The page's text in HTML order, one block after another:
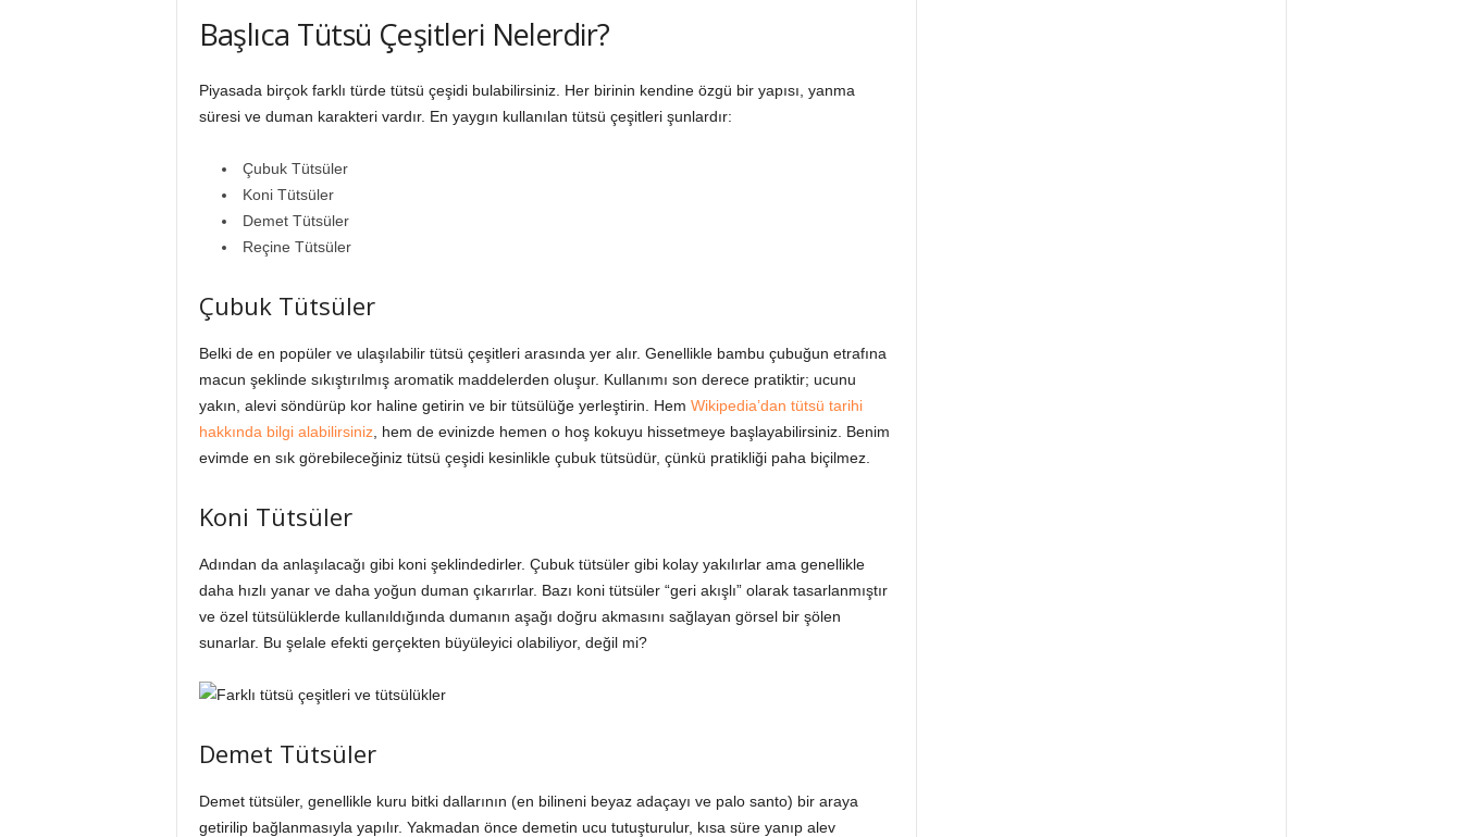
Başlıca Tütsü Çeşitleri Nelerdir?
Piyasada birçok farklı türde tütsü çeşidi bulabilirsiniz. Her birinin kendine özgü bir yapısı, yanma
süresi ve duman karakteri vardır. En yaygın kullanılan tütsü çeşitleri şunlardır:
Çubuk Tütsüler
Koni Tütsüler
Demet Tütsüler
Reçine Tütsüler
Çubuk Tütsüler
Belki de en popüler ve ulaşılabilir tütsü çeşitleri arasında yer alır. Genellikle bambu çubuğun etrafına
macun şeklinde sıkıştırılmış aromatik maddelerden oluşur. Kullanımı son derece pratiktir; ucunu
yakın, alevi söndürüp kor haline getirin ve bir tütsülüğe yerleştirin. Hem Wikipedia’dan tütsü tarihi
hakkında bilgi alabilirsiniz, hem de evinizde hemen o hoş kokuyu hissetmeye başlayabilirsiniz. Benim
evimde en sık görebileceğiniz tütsü çeşidi kesinlikle çubuk tütsüdür, çünkü pratikliği paha biçilmez.
Koni Tütsüler
Adından da anlaşılacağı gibi koni şeklindedirler. Çubuk tütsüler gibi kolay yakılırlar ama genellikle
daha hızlı yanar ve daha yoğun duman çıkarırlar. Bazı koni tütsüler “geri akışlı” olarak tasarlanmıştır
ve özel tütsülüklerde kullanıldığında dumanın aşağı doğru akmasını sağlayan görsel bir şölen
sunarlar. Bu şelale efekti gerçekten büyüleyici olabiliyor, değil mi?
Demet Tütsüler
Demet tütsüler, genellikle kuru bitki dallarının (en bilineni beyaz adaçayı ve palo santo) bir araya
getirilip bağlanmasıyla yapılır. Yakmadan önce demetin ucu tutuşturulur, kısa süre yanıp alev